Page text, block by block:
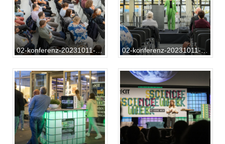
02-konferenz-20231011-DD-01-033 02-konferenz-20231011-DD-01-138